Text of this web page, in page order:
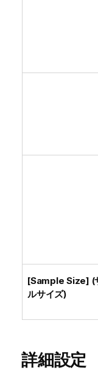
[Sample Size] (
ルサイズ)
詳細設定